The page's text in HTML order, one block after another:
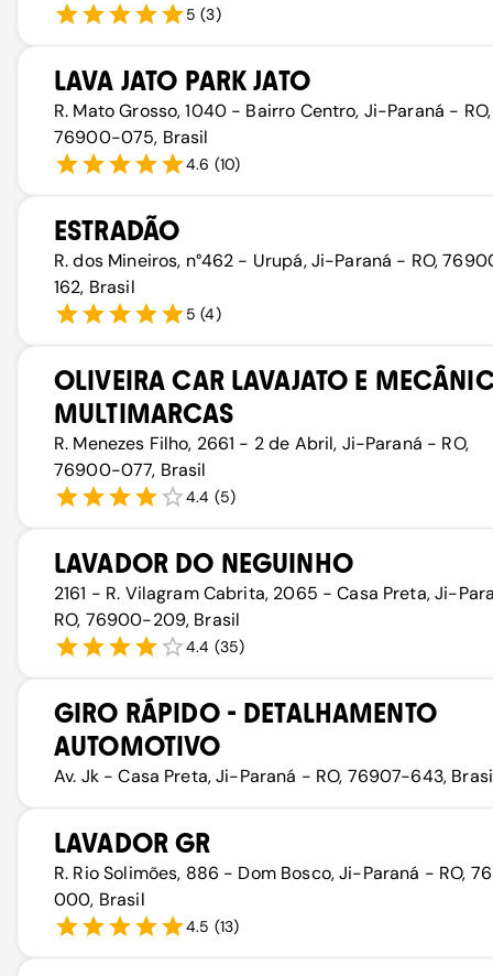
5 (3)
LAVA JATO PARK JATO
R. Mato Grosso, 1040 - Bairro Centro, Ji-Paraná - RO,
76900-075, Brasil
4.6 (10)
ESTRADÃO
R. dos Mineiros, n°462 - Urupá, Ji-Paraná - RO,
162, Brasil
5 (4)
OLIVEIRA CAR LAVAJATO E
MULTIMARCAS
R. Menezes Filho, 2661 - 2 de Abril, Ji-Paraná - RO,
76900-077, Brasil
4.4 (5)
LAVADOR DO NEGUINHO
2161 - R. Vilagram Cabrita, 2065 - Casa Preta, Ji-
RO, 76900-209, Brasil
4.4 (35)
GIRO RÁPIDO - DETALHAMENTO
AUTOMOTIVO
Av. Jk - Casa Preta, Ji-Paraná - RO, 76907-643,
LAVADOR GR
R. Rio Solimões, 886 - Dom Bosco, Ji-Paraná - RO,
000, Brasil
4.5 (13)